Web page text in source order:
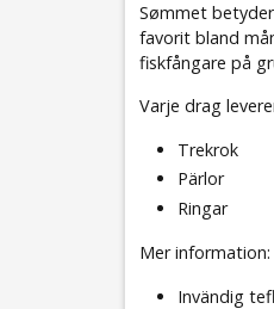
Sømmet
favorit bland
fiskfångare på
Varje drag
Trekrok
Pärlor
Ringar
Mer information:
Invändig